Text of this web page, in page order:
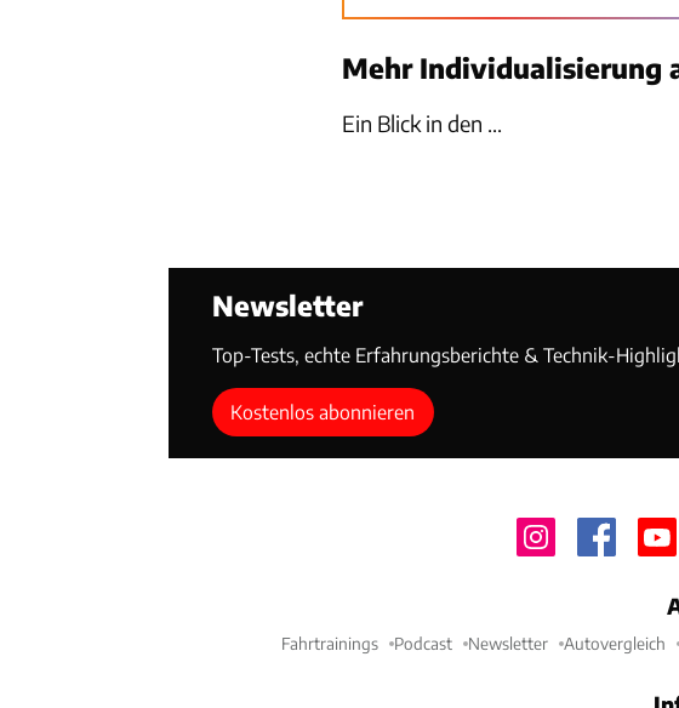
Mehr Individualisierung
Ein Blick in den ...
Newsletter
Top-Tests, echte Erfahrungsberichte & Technik-
Kostenlos abonnieren
Fahrtrainings Podcast Newsletter Autovergleich